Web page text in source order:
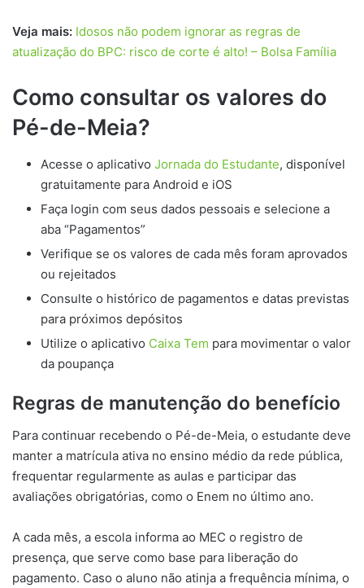
Veja mais: Idosos não podem ignorar as regras de
atualização do BPC: risco de corte é alto! – Bolsa Família
Como consultar os valores do
Pé-de-Meia?
Acesse o aplicativo Jornada do Estudante, disponível
gratuitamente para Android e iOS
Faça login com seus dados pessoais e selecione a
aba “Pagamentos”
Verifique se os valores de cada mês foram aprovados
ou rejeitados
Consulte o histórico de pagamentos e datas previstas
para próximos depósitos
Utilize o aplicativo Caixa Tem para movimentar o valor
da poupança
Regras de manutenção do benefício
Para continuar recebendo o Pé-de-Meia, o estudante deve
manter a matrícula ativa no ensino médio da rede pública,
frequentar regularmente as aulas e participar das
avaliações obrigatórias, como o Enem no último ano.
A cada mês, a escola informa ao MEC o registro de
presença, que serve como base para liberação do
pagamento. Caso o aluno não atinja a frequência mínima, o